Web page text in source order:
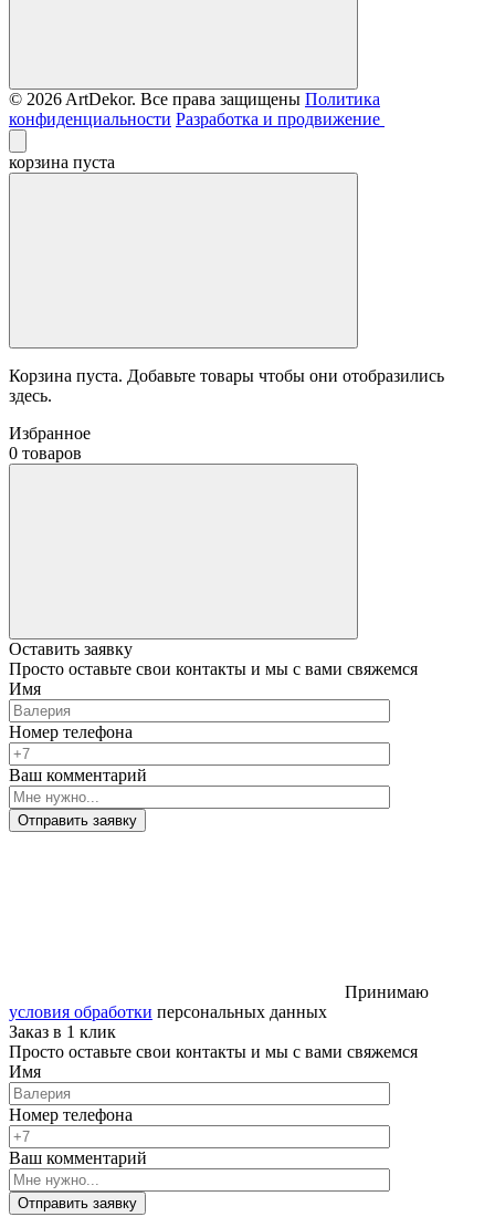
© 2026 ArtDekor. Все права защищены Политика
конфиденциальности Разработка и продвижение
корзина пуста
Корзина пуста. Добавьте товары чтобы они отобразились
здесь.
Избранное
0 товаров
Оставить заявку
Просто оставьте свои контакты и мы с вами свяжемся
Имя
Номер телефона
Ваш комментарий
Отправить заявку
Принимаю
условия обработки персональных данных
Заказ в 1 клик
Просто оставьте свои контакты и мы с вами свяжемся
Имя
Номер телефона
Ваш комментарий
Отправить заявку